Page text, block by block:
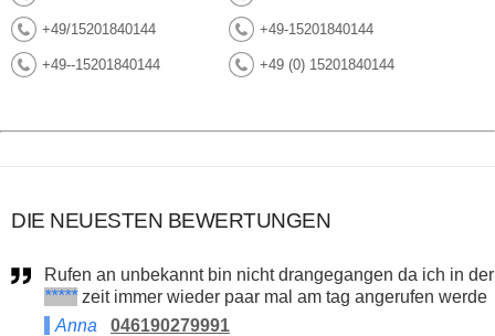
+49/15201840144 +49-15201840144
+49--15201840144 +49 (0) 15201840144
DIE NEUESTEN BEWERTUNGEN
Rufen an unbekannt bin nicht drangegangen da ich in der
*****zeit immer wieder paar mal am tag angerufen werde
Anna
046190279991